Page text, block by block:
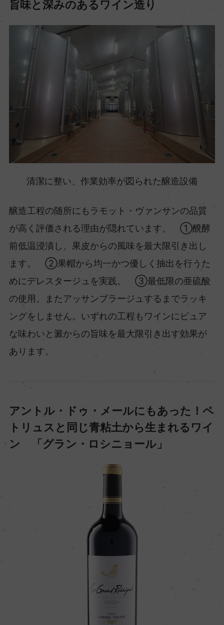
旨味と深みのあるワイン造り
清潔に整い、作業効率が図られた醸造設備
醸造工程の随所にもラモット・ヴァンサンの品質
が高く評価される理由が隠れています。 ①醗酵
前低温浸漬し、果皮からの風味を最大限引き出し
ます。 ②果帽から均一かつ優しく抽出を行うた
めにデレスタージュを実践。 ③最低限の亜硫酸
の使用。またアッサンブラージュするまでラッキ
ングをしません。いずれの工程もワインにピュア
な味わいと澱からの旨味を最大限引き出す効果が
あります。
アントル・ドゥ・メールにもあった！ペ
トリュスと同じ青粘土から生まれるワイ
ン 「グラン・ロシニョール」